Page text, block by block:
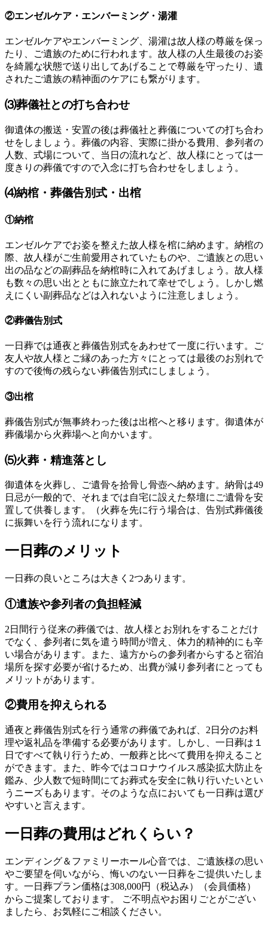
②エンゼルケア・エンバーミング・湯灌
エンゼルケアやエンバーミング、湯灌は故人様の尊厳を保っ
たり、ご遺族のために行われます。故人様の人生最後のお姿
を綺麗な状態で送り出してあげることで尊厳を守ったり、遺
されたご遺族の精神面のケアにも繋がります。
⑶葬儀社との打ち合わせ
御遺体の搬送・安置の後は葬儀社と葬儀についての打ち合わ
せをしましょう。葬儀の内容、実際に掛かる費用、参列者の
人数、式場について、当日の流れなど、故人様にとっては一
度きりの葬儀ですので入念に打ち合わせをしましょう。
⑷納棺・葬儀告別式・出棺
①納棺
エンゼルケアでお姿を整えた故人様を棺に納めます。納棺の
際、故人様がご生前愛用されていたものや、ご遺族との思い
出の品などの副葬品を納棺時に入れてあげましょう。故人様
も数々の思い出とともに旅立たれて幸せでしょう。しかし燃
えにくい副葬品などは入れないように注意しましょう。
②葬儀告別式
一日葬では通夜と葬儀告別式をあわせて一度に行います。ご
友人や故人様とご縁のあった方々にとっては最後のお別れで
すので後悔の残らない葬儀告別式にしましょう。
③出棺
葬儀告別式が無事終わった後は出棺へと移ります。御遺体が
葬儀場から火葬場へと向かいます。
⑸火葬・精進落とし
御遺体を火葬し、ご遺骨を拾骨し骨壺へ納めます。納骨は49
日忌が一般的で、それまでは自宅に設えた祭壇にご遺骨を安
置して供養します。（火葬を先に行う場合は、告別式葬儀後
に振舞いを行う流れになります。
一日葬のメリット
一日葬の良いところは大きく2つあります。
①遺族や参列者の負担軽減
2日間行う従来の葬儀では、故人様とお別れをすることだけ
でなく、参列者に気を遣う時間が増え、体力的精神的にも辛
い場合があります。また、遠方からの参列者からすると宿泊
場所を探す必要が省けるため、出費が減り参列者にとっても
メリットがあります。
②費用を抑えられる
通夜と葬儀告別式を行う通常の葬儀であれば、2日分のお料
理や返礼品を準備する必要があります。しかし、一日葬は１
日ですべて執り行うため、一般葬と比べて費用を抑えること
ができます。また、昨今ではコロナウイルス感染拡大防止を
鑑み、少人数で短時間にてお葬式を安全に執り行いたいとい
うニーズもあります。そのような点においても一日葬は選び
やすいと言えます。
一日葬の費用はどれくらい？
エンディング＆ファミリーホール心音では、ご遺族様の思い
やご要望を伺いながら、悔いのない一日葬をご提供いたしま
す。一日葬プラン価格は308,000円（税込み）（会員価格）
からご提案しております。 ご不明点やお困りごとがござい
ましたら、お気軽にご相談ください。